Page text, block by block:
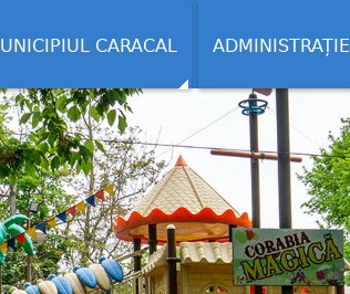
CARACAL ADMINISTRAȚIE